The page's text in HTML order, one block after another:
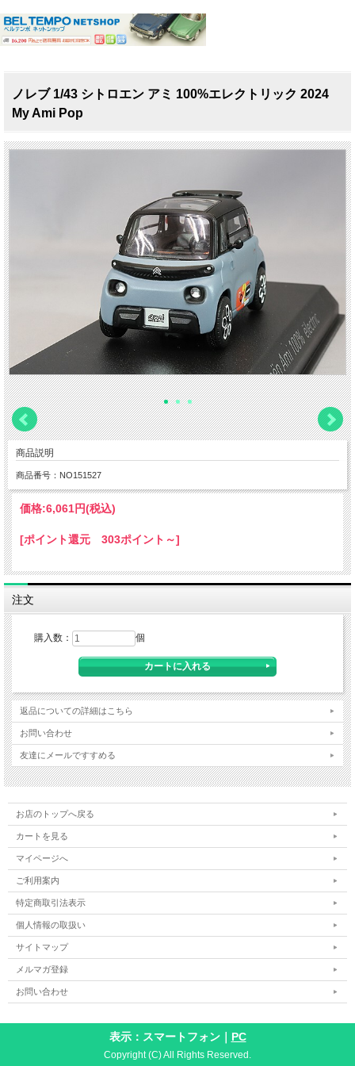
ノレブ 1/43 シトロエン アミ 100%エレクトリック 2024
My Ami Pop
商品説明
商品番号：NO151527
価格:6,061円(税込)
[ポイント還元 303ポイント～]
注文
購入数： 個
返品についての詳細はこちら
お問い合わせ
友達にメールですすめる
お店のトップへ戻る
カートを見る
マイページへ
ご利用案内
特定商取引法表示
個人情報の取扱い
サイトマップ
メルマガ登録
お問い合わせ
表示：スマートフォン｜ PC
Copyright (C) All Rights Reserved.